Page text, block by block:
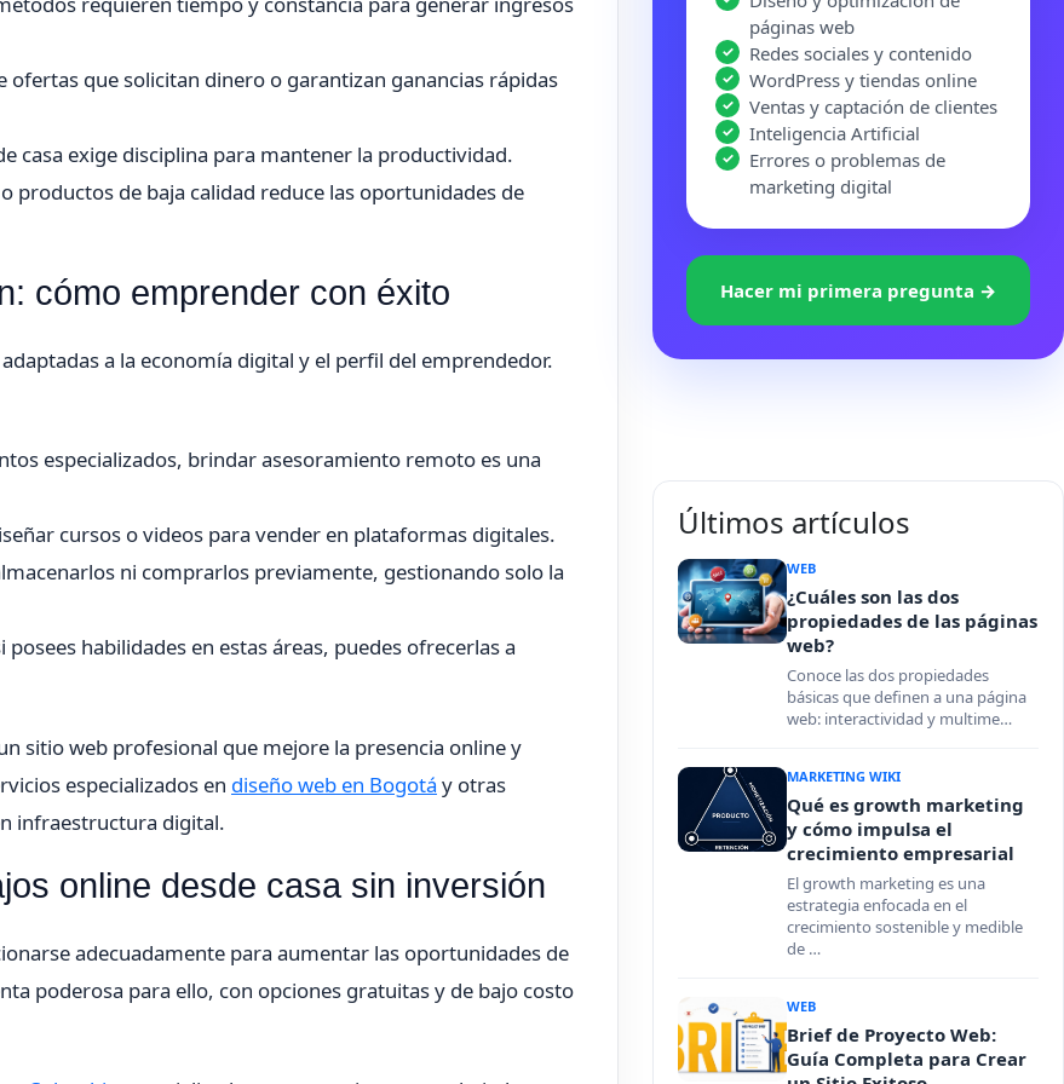
ofertas que solicitan dinero o garantizan ganancias rápidas
casa exige disciplina para mantener la productividad.
productos de baja calidad reduce las oportunidades de
cómo emprender con éxito
a la economía digital y el perfil del emprendedor.
especializados, brindar asesoramiento remoto es una
cursos o videos para vender en plataformas digitales.
ni comprarlos previamente, gestionando solo la
posees habilidades en estas áreas, puedes ofrecerlas a
sitio web profesional que mejore la presencia online y
especializados en diseño web en Bogotá y otras
infraestructura digital.
online desde casa sin inversión
adecuadamente para aumentar las oportunidades de
poderosa para ello, con opciones gratuitas y de bajo costo
páginas web
Redes sociales y contenido
WordPress y tiendas online
Ventas y captación de clientes
Inteligencia Artificial
Errores o problemas de
marketing digital
Hacer mi primera pregunta →
Últimos artículos
WEB
¿Cuáles son las dos
propiedades de las páginas
web?
Conoce las dos propiedades
básicas que definen a una página
web: interactividad y multime…
MARKETING WIKI
Qué es growth marketing
y cómo impulsa el
crecimiento empresarial
El growth marketing es una
estrategia enfocada en el
crecimiento sostenible y medible
de …
WEB
Brief de Proyecto Web:
Guía Completa para Crear